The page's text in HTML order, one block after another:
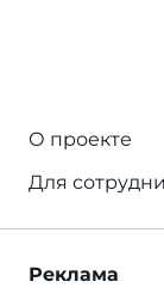
О проекте
Для
Реклама